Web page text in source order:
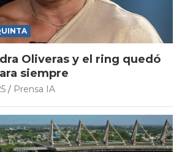
Oliveras y el ring quedó
siempre
Prensa IA